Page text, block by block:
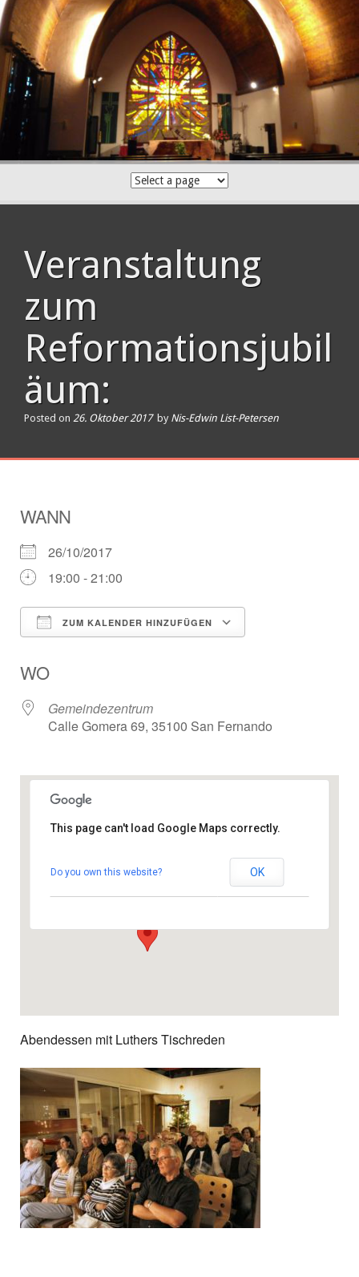
Skip
to
content
Veranstaltung
zum
Reformationsjubil
äum:
Posted on 26. Oktober 2017 by Nis-Edwin List-Petersen
WANN
26/10/2017
19:00 - 21:00
ZUM KALENDER HINZUFÜGEN
WO
Gemeindezentrum
Calle Gomera 69, 35100 San Fernando
Gemeindezentrum
This page can't load Google Maps correctly.
Do you own this website? OK
Abendessen mit Luthers Tischreden